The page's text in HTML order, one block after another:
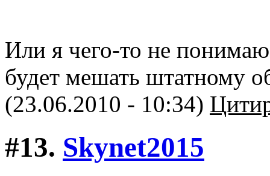
Или я чего-то не
будет мешать штатному
(23.06.2010 - 10:34)
#13. Skynet2015